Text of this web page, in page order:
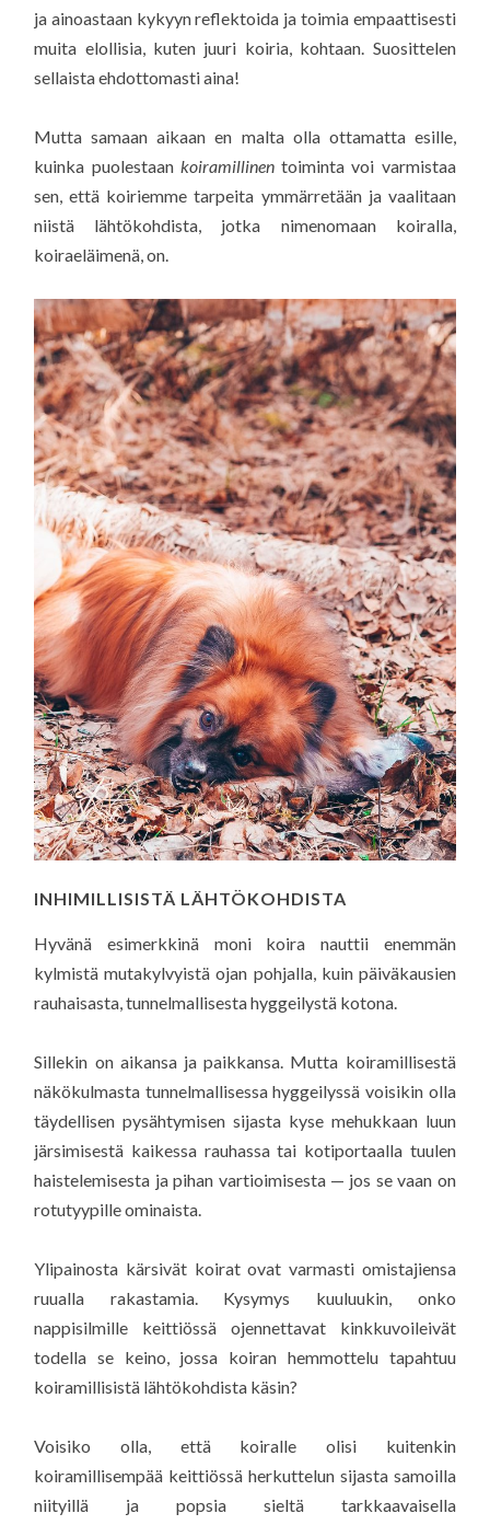
ja ainoastaan kykyyn reflektoida ja toimia empaattisesti
muita elollisia, kuten juuri koiria, kohtaan. Suosittelen
sellaista ehdottomasti aina!
Mutta samaan aikaan en malta olla ottamatta esille,
kuinka puolestaan koiramillinentoiminta voi varmistaa
sen, että koiriemme tarpeita ymmärretään ja vaalitaan
niistä lähtökohdista, jotka nimenomaan koiralla,
koiraeläimenä, on.
INHIMILLISISTÄ LÄHTÖKOHDISTA
Hyvänä esimerkkinä moni koira nauttii enemmän
kylmistä mutakylvyistä ojan pohjalla, kuin päiväkausien
rauhaisasta, tunnelmallisesta hyggeilystä kotona.
Sillekin on aikansa ja paikkansa. Mutta koiramillisestä
näkökulmasta tunnelmallisessa hyggeilyssä voisikin olla
täydellisen pysähtymisen sijasta kyse mehukkaan luun
järsimisestä kaikessa rauhassa tai kotiportaalla tuulen
haistelemisesta ja pihan vartioimisesta — jos se vaan on
rotutyypille ominaista.
Ylipainosta kärsivät koirat ovat varmasti omistajiensa
ruualla rakastamia. Kysymys kuuluukin, onko
nappisilmille keittiössä ojennettavat kinkkuvoileivät
todella se keino, jossa koiran hemmottelu tapahtuu
koiramillisistä lähtökohdista käsin?
Voisiko olla, että koiralle olisi kuitenkin
koiramillisempää keittiössä herkuttelun sijasta samoilla
niityillä ja popsia sieltä tarkkaavaisella